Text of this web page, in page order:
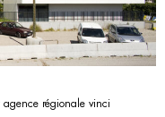
régionale vinci